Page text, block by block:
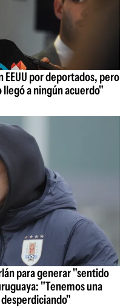
por deportados, pero
a ningún acuerdo"
para generar "sentido
"Tenemos una